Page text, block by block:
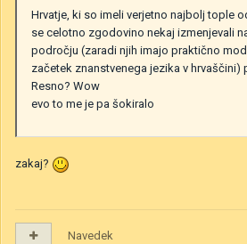
Hrvatje, ki so imeli verjetno najbolj tople
se celotno zgodovino nekaj izmenjevali
področju (zaradi njih imajo praktično
začetek znanstvenega jezika v hrvaščini)
Resno? Wow
evo to me je pa šokiralo
zakaj?
Navedek